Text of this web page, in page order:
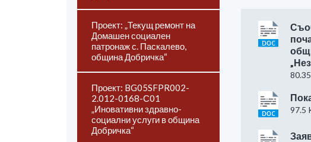
Проект: „Текущ ремонт на
Домашен социален
патронаж с. Паскалево,
община Добричка“
Проект: BG05SFPR002-
2.012-0168-С01
„Иновативни здравно-
социални услуги в община
Добричка“
97.5